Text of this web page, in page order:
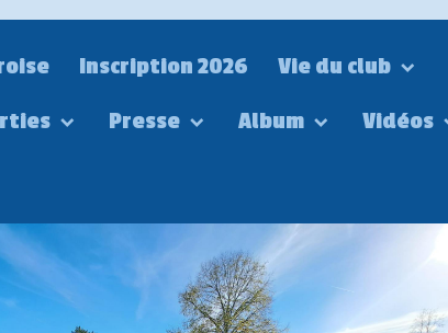
Inscription 2026 Vie du club
Presse Album Vidéos